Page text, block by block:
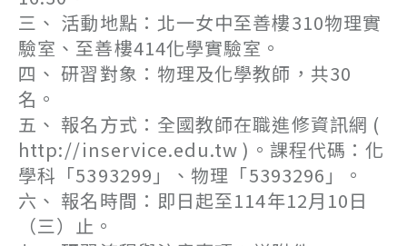
三、 活動地點：北一女中至善樓310物理實
驗室、至善樓414化學實驗室。
四、 研習對象：物理及化學教師，共30
名。
五、 報名方式：全國教師在職進修資訊網 (
http://inservice.edu.tw )。課程代碼：化
學科「5393299」、物理「5393296」。
六、 報名時間：即日起至114年12月10日
（三）止。